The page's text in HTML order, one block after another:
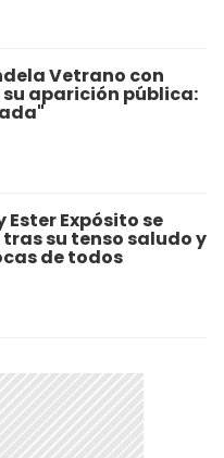
Vetrano con
aparición pública:
Ester Expósito se
su tenso saludo y
de todos